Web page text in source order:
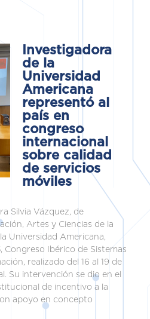
Investigadora
de la
Universidad
Americana
representó al
país en
congreso
internacional
sobre calidad
de servicios
móviles
Silvia Vázquez, de
Artes y Ciencias de la
Universidad Americana,
Congreso Ibérico de Sistemas
realizado del 16 al 19 de
Su intervención se dio en el
de incentivo a la
apoyo en concepto